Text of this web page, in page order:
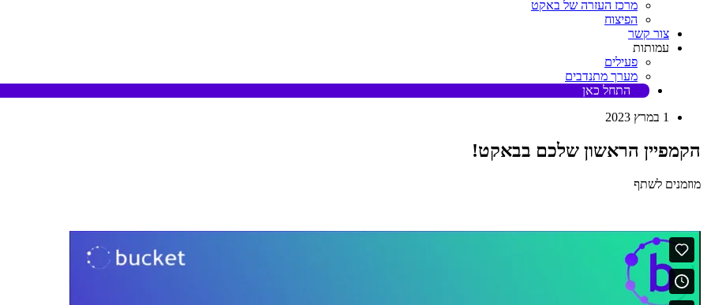
מרכז העזרה של באקט
הפיצוח
צור קשר
עמותות
פעילים
מערך מתנדבים
התחל כאן
1 במרץ 2023
הקמפיין הראשון שלכם בבאקט!
מוזמנים לשתף